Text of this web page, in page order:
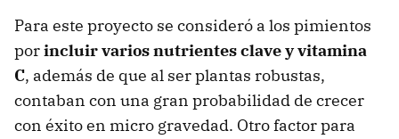
Para este proyecto se consideró a los pimientos
porincluir varios nutrientes clave y vitamina
C, además de que al ser plantas robustas,
contaban con una gran probabilidad de crecer
con éxito en micro gravedad. Otro factor para